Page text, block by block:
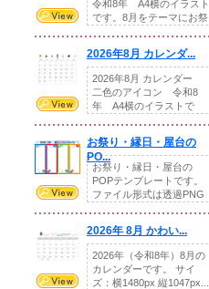
令和8年 A4横のイラスト
です。8月をテーマにお祭
2026年8月 カレンダ...
2026年8月 カレンダー
二色のアイコン 令和8
年 A4横のイラストで
お祭り・縁日・屋台の
PO...
お祭り・縁日・屋台の
POPテンプレートです。
ファイル形式は透過PNG
2026年 8月 かわい...
2026年（令和8年）8月の
カレンダーです。 サイ
ズ：横1480px 縦1047px...